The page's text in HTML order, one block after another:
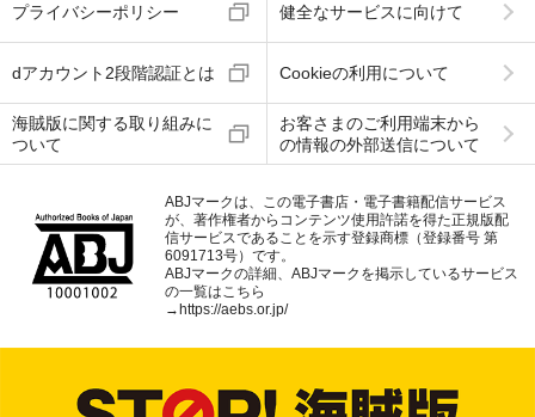
プライバシーポリシー 健全なサービスに向けて
dアカウント2段階認証とは Cookieの利用について
海賊版に関する取り組みに
ついて
お客さまのご利用端末から
の情報の外部送信について
ABJマークは、この電子書店・電子書籍配信サービス
が、著作権者からコンテンツ使用許諾を得た正規版配
信サービスであることを示す登録商標（登録番号 第
6091713号）です。
ABJマークの詳細、ABJマークを掲示しているサービス
の一覧はこちら
→https://aebs.or.jp/